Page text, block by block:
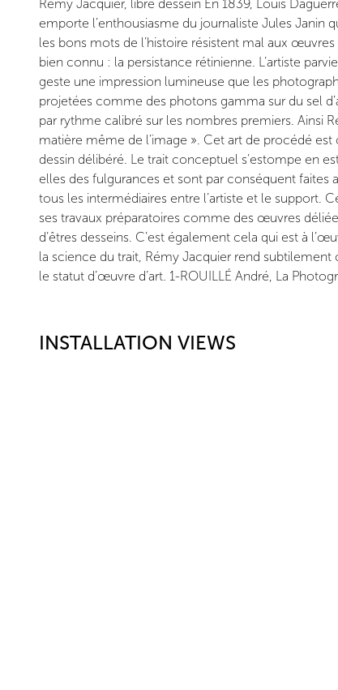
Rémy Jacquier, libre dessein En 1839, Louis
emporte l’enthousiasme du journaliste Jules Janin
les bons mots de l’histoire résistent mal aux
bien connu : la persistance rétinienne. L’artiste
geste une impression lumineuse que les
projetées comme des photons gamma sur du sel
par rythme calibré sur les nombres premiers. Ainsi
matière même de l’image ». Cet art de procédé
dessin délibéré. Le trait conceptuel s’estompe en
elles des fulgurances et sont par conséquent faites
tous les intermédiaires entre l’artiste et le support.
ses travaux préparatoires comme des œuvres
d’êtres desseins. C’est également cela qui est à
la science du trait, Rémy Jacquier rend
le statut d’œuvre d’art. 1-ROUILLÉ André, La
INSTALLATION VIEWS